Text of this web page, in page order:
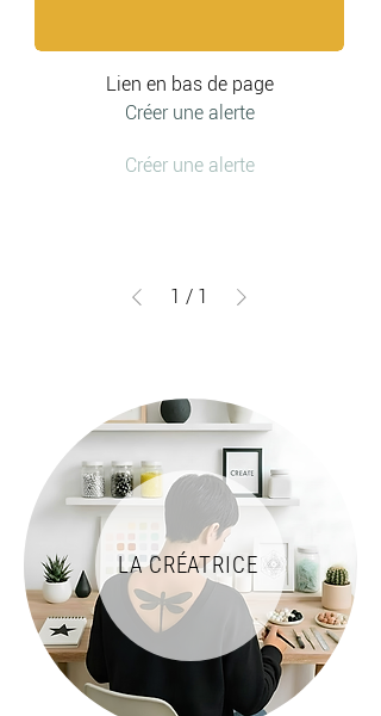
Lien en bas de page
Créer une alerte
Créer une alerte
1 / 1
LA CRÉATRICE